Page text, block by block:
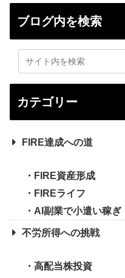
ブログ内を検索
カテゴリー
FIRE達成への道
FIRE資産形成
FIREライフ
AI副業で小遣い稼ぎ
不労所得への挑戦
高配当株投資